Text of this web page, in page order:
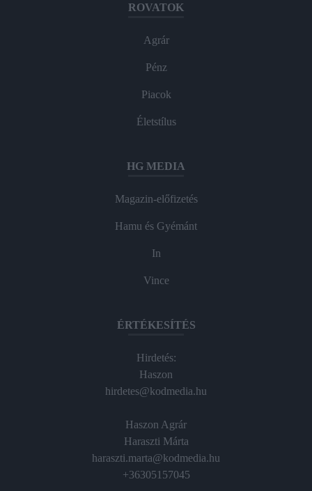
ROVATOK
Agrár
Pénz
Piacok
Életstílus
HG MEDIA
Magazin-előfizetés
Hamu és Gyémánt
In
Vince
ÉRTÉKESÍTÉS
Hirdetés:
Haszon
hirdetes@kodmedia.hu
Haszon Agrár
Haraszti Márta
haraszti.marta@kodmedia.hu
+36305157045